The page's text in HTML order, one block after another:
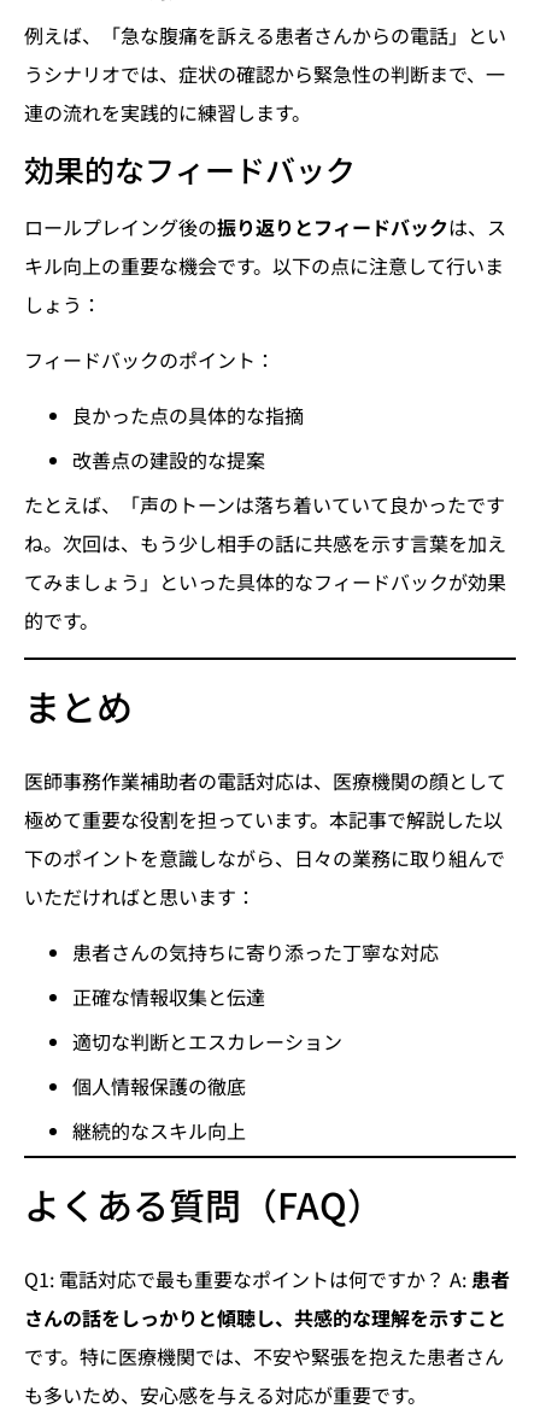
例えば、「急な腹痛を訴える患者さんからの電話」とい
うシナリオでは、症状の確認から緊急性の判断まで、一
連の流れを実践的に練習します。
効果的なフィードバック
ロールプレイング後の振り返りとフィードバックは、ス
キル向上の重要な機会です。以下の点に注意して行いま
しょう：
フィードバックのポイント：
良かった点の具体的な指摘
改善点の建設的な提案
たとえば、「声のトーンは落ち着いていて良かったです
ね。次回は、もう少し相手の話に共感を示す言葉を加え
てみましょう」といった具体的なフィードバックが効果
的です。
まとめ
医師事務作業補助者の電話対応は、医療機関の顔として
極めて重要な役割を担っています。本記事で解説した以
下のポイントを意識しながら、日々の業務に取り組んで
いただければと思います：
患者さんの気持ちに寄り添った丁寧な対応
正確な情報収集と伝達
適切な判断とエスカレーション
個人情報保護の徹底
継続的なスキル向上
よくある質問（FAQ）
Q1: 電話対応で最も重要なポイントは何ですか？ A:患者
さんの話をしっかりと傾聴し、共感的な理解を示すこと
です。特に医療機関では、不安や緊張を抱えた患者さん
も多いため、安心感を与える対応が重要です。